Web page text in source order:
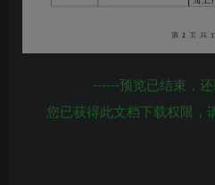
------预览已结束，
您已获得此文档下载权限，